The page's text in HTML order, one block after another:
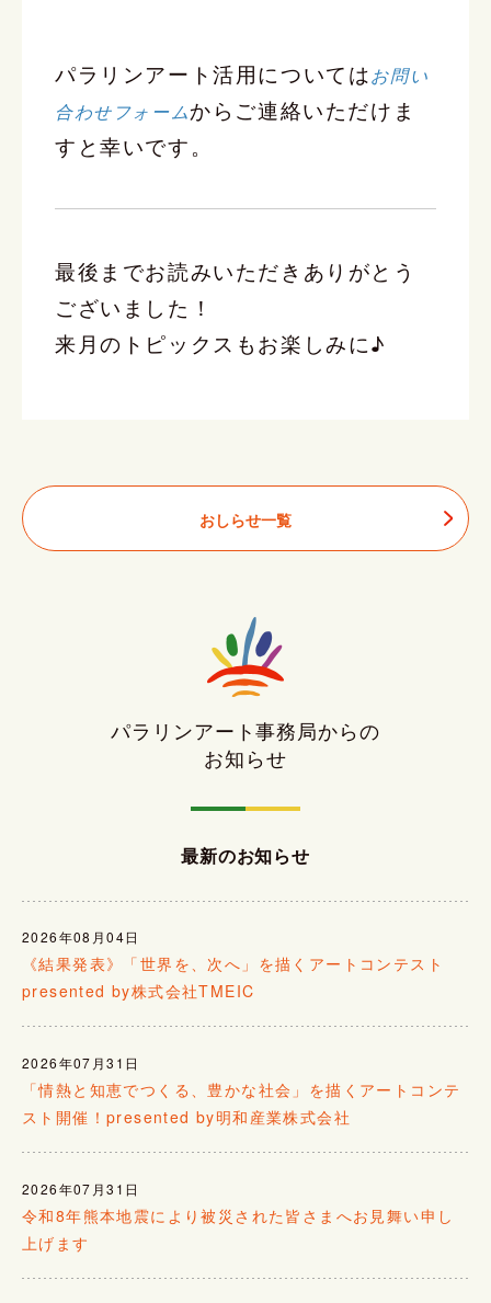
パラリンアート活用についてはお問い
合わせフォームからご連絡いただけま
すと幸いです。
最後までお読みいただきありがとう
ございました！
来月のトピックスもお楽しみに♪
おしらせ一覧
パラリンアート事務局からの
お知らせ
最新のお知らせ
2026年08月04日
《結果発表》「世界を、次へ」を描くアートコンテスト
presented by株式会社TMEIC
2026年07月31日
「情熱と知恵でつくる、豊かな社会」を描くアートコンテ
スト開催！presented by明和産業株式会社
2026年07月31日
令和8年熊本地震により被災された皆さまへお見舞い申し
上げます